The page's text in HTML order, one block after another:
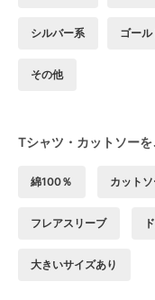
シルバー系 ゴー
その他
Tシャツ・カットソー
綿100％ カット
フレアスリーブ
大きいサイズあり